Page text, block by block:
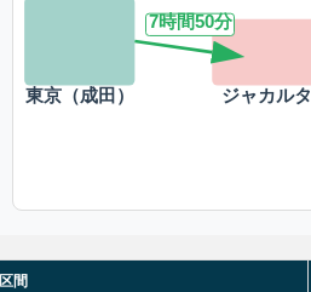
東京（成田） ジャカルタ
7時間50分
区間